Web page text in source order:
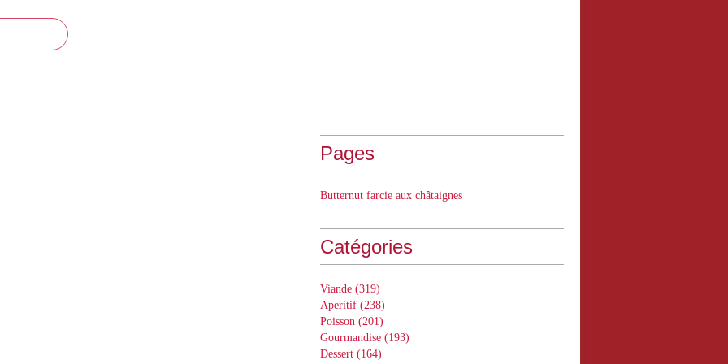
Pages
Butternut farcie aux châtaignes
Catégories
Viande (319)
Aperitif (238)
Poisson (201)
Gourmandise (193)
Dessert (164)